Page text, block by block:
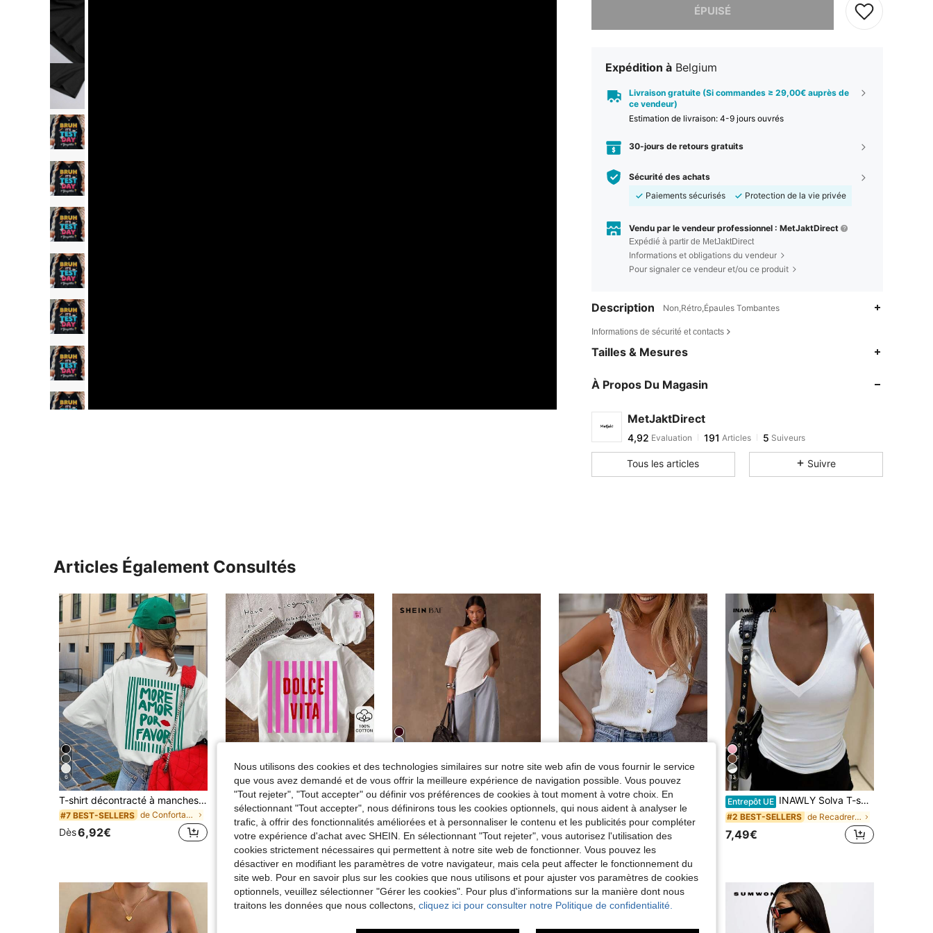
ÉPUISÉ
Expédition à Belgium
Livraison gratuite (Si commandes ≥ 29,00€ auprès de
ce vendeur)
Estimation de livraison: 4-9 jours ouvrés
30-jours de retours gratuits
Sécurité des achats
Paiements sécurisés
Protection de la vie privée
Vendu par le vendeur professionnel : MetJaktDirect
Expédié à partir de MetJaktDirect
Informations et obligations du vendeur
Pour signaler ce vendeur et/ou ce produit
Description Non,Rétro,Épaules Tombantes
Informations de sécurité et contacts
Tailles & Mesures
À Propos Du Magasin
MetJaktDirect
4,92 Evaluation 191 Articles 5 Suiveurs
Tous les articles Suivre
Articles Également Consultés
6
T-shirt décontracté à manches courtes et col rond pour femmes - motif imprimé, tissu doux et confortable, lavable en machine, Top d'été blanc
#7 BEST-SELLERS de Confortable Hauts, chemisiers et t-shirts pour
Dès6,92€
Entrepôt UE SHEIN T-shirt blanc ample à manches courtes avec imprimé de lettres et de rayures, style décontracté pour le quotidien et les trajets, pour femmes, été
#3 BEST-SELLERS de Coton Hauts, chemisiers et t-shirts pour femmes
8,49€
Économiser 0,09€
#Tenues décontractées
Entrepôt UE -1% SHEIN BAE T-shirt asymétrique à l'épaule pour femmes, tout blanc, d'été, simple, mode quotidienne décontractée, couleur unie, pour superposition, shopping, Thanksgiving, travail & école
#1 BEST-SELLERS
de Cordon de serrage T-shirts pour femmes
(1000+)
#1 BEST-SELLERS
de Cordon de serrage T-shirts pour femmes
(1000+)
#1 BEST-SELLERS
de Cordon de serrage T-shirts pour femmes
(1000+)
#1 BEST-SELLERS
de Cordon de serrage T-shirts pour femmes
(1000+)
8,90€ 8,99€
8,65€ 8,73€
13
Entrepôt UE INAWLY Solva T-shirt à manches courtes col V minimaliste de couleur unie pour femmes
#2 BEST-SELLERS de Recadrer T-shirts décontractés
7,49€
Nous utilisons des cookies et des technologies similaires sur notre site web afin de vous fournir le service
que vous avez demandé et de vous offrir la meilleure expérience de navigation possible. Vous pouvez
"Tout rejeter", "Tout accepter" ou définir vos préférences de cookies à tout moment à votre choix. En
sélectionnant "Tout accepter", nous définirons tous les cookies optionnels, qui nous aident à analyser le
trafic, à offrir des fonctionnalités améliorées et à personnaliser le contenu et les publicités pour compléter
votre expérience d'achat avec SHEIN. En sélectionnant "Tout rejeter", vous autorisez l'utilisation des
cookies strictement nécessaires qui permettent à notre site web de fonctionner. Vous pouvez les
désactiver en modifiant les paramètres de votre navigateur, mais cela peut affecter le fonctionnement du
site web. Pour en savoir plus sur les cookies que nous utilisons et pour ajuster vos paramètres de cookies
optionnels, veuillez sélectionner "Gérer les cookies". Pour plus d'informations sur la manière dont nous
traitons les données que nous collectons, cliquez ici pour consulter notre Politique de confidentialité.